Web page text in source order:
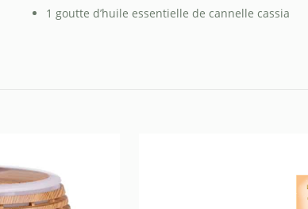
1 goutte d’huile essentielle de cannelle cassia